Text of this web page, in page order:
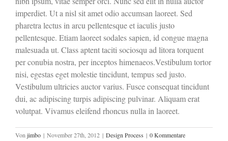
imperdiet. Ut a nisl sit amet odio accumsan laoreet. Sed
pharetra lectus in arcu pellentesque et iaculis justo
pellentesque. Etiam laoreet sodales sapien, id congue magna
malesuada ut. Class aptent taciti sociosqu ad litora torquent
per conubia nostra, per inceptos himenaeos.Vestibulum tortor
nisi, egestas eget molestie tincidunt, tempus sed justo.
Vestibulum ultricies auctor varius. Fusce consequat tincidunt
dui, ac adipiscing turpis adipiscing pulvinar. Aliquam erat
volutpat. Vivamus eleifend rhoncus nulla in laoreet.
Von jimbo | November 27th, 2012 | Design Process | 0 Kommentare